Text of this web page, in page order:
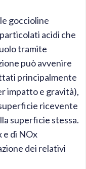
goccioline
acidi che
tramite
può avvenire
principalmente
impatto e gravità),
ricevente
superficie stessa.
e di NOx
dei relativi